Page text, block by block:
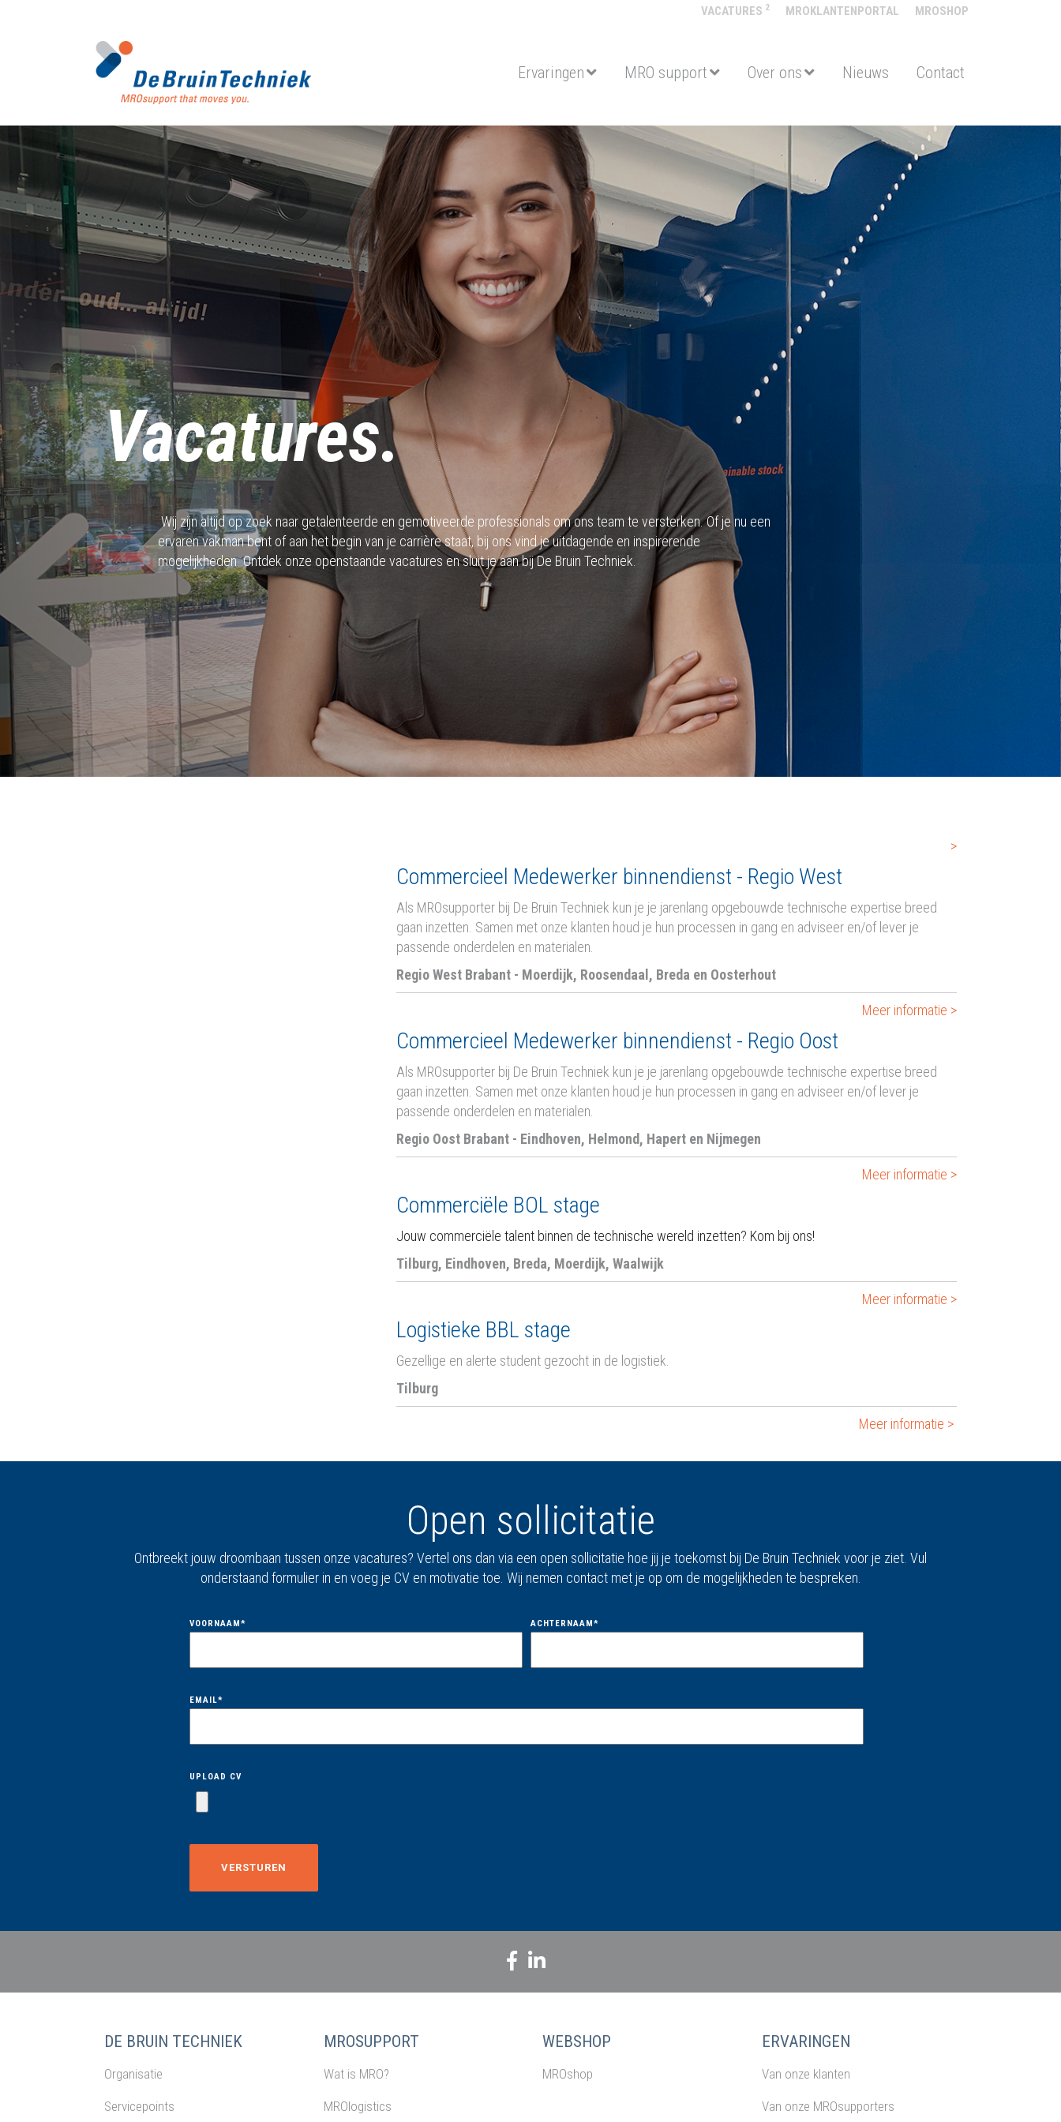
VACATURES 2 MROKLANTENPORTAL MROSHOP
Ervaringen MRO support Over ons Nieuws Contact
Vacatures.
Wij zijn altijd op zoek naar getalenteerde en gemotiveerde professionals om ons team te versterken. Of je nu een
ervaren vakman bent of aan het begin van je carrière staat, bij ons vind je uitdagende en inspirerende
mogelijkheden. Ontdek onze openstaande vacatures en sluit je aan bij De Bruin Techniek.
>
Commercieel Medewerker binnendienst - Regio West
Als MROsupporter bij De Bruin Techniek kun je je jarenlang opgebouwde technische expertise breed
gaan inzetten. Samen met onze klanten houd je hun processen in gang en adviseer en/of lever je
passende onderdelen en materialen.
Regio West Brabant - Moerdijk, Roosendaal, Breda en Oosterhout
Meer informatie >
Commercieel Medewerker binnendienst - Regio Oost
Als MROsupporter bij De Bruin Techniek kun je je jarenlang opgebouwde technische expertise breed
gaan inzetten. Samen met onze klanten houd je hun processen in gang en adviseer en/of lever je
passende onderdelen en materialen.
Regio Oost Brabant - Eindhoven, Helmond, Hapert en Nijmegen
Meer informatie >
Commerciële BOL stage
Jouw commerciële talent binnen de technische wereld inzetten? Kom bij ons!
Tilburg, Eindhoven, Breda, Moerdijk, Waalwijk
Meer informatie >
Logistieke BBL stage
Gezellige en alerte student gezocht in de logistiek.
Tilburg
Meer informatie >
Open sollicitatie
Ontbreekt jouw droombaan tussen onze vacatures? Vertel ons dan via een open sollicitatie hoe jij je toekomst bij De Bruin Techniek voor je ziet. Vul
onderstaand formulier in en voeg je CV en motivatie toe. Wij nemen contact met je op om de mogelijkheden te bespreken.
VOORNAAM* ACHTERNAAM*
EMAIL*
UPLOAD CV
DE BRUIN TECHNIEK
Organisatie
Servicepoints
MROSUPPORT
Wat is MRO?
MROlogistics
WEBSHOP
MROshop
ERVARINGEN
Van onze klanten
Van onze MROsupporters